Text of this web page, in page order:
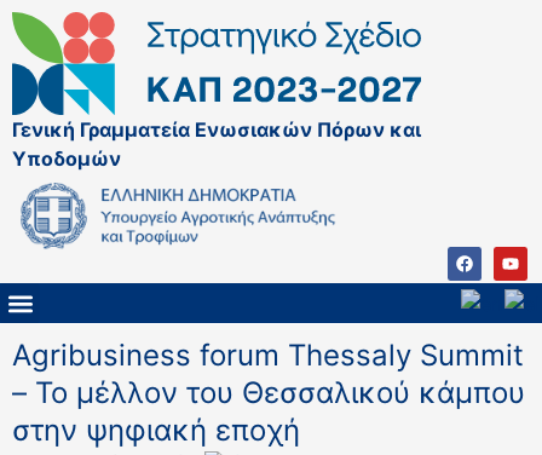
Γενική Γραμματεία Ενωσιακών Πόρων και
Υποδομών
Agribusiness forum Thessaly Summit
– Το μέλλον του Θεσσαλικού κάμπου
στην ψηφιακή εποχή